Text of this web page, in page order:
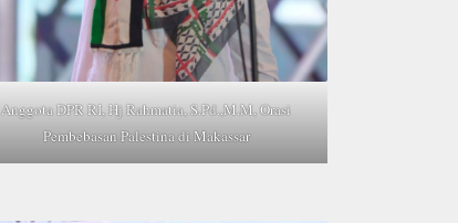
Anggota DPR RI, Hj Rahmatia, S.Pd.,M.M, Orasi
Pembebasan Palestina di Makassar